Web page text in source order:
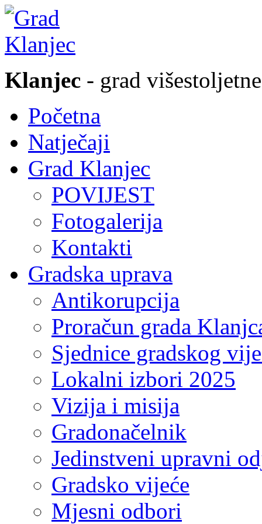
Klanjec - grad
Početna
Natječaji
Grad Klanjec
POVIJEST
Fotogalerija
Kontakti
Gradska uprava
Antikorupcija
Proračun grada
Sjednice gradskog
Lokalni izbori 2025
Vizija i misija
Gradonačelnik
Jedinstveni upravni
Gradsko vijeće
Mjesni odbori